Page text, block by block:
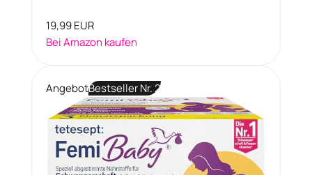
19,99 EUR
Bei Amazon kaufen
AngebotBestseller Nr. 2